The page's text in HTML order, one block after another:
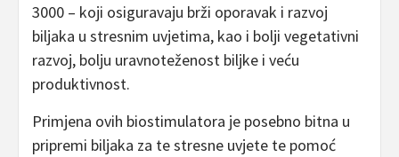
3000 – koji osiguravaju brži oporavak i razvoj
biljaka u stresnim uvjetima, kao i bolji vegetativni
razvoj, bolju uravnoteženost biljke i veću
produktivnost.
Primjena ovih biostimulatora je posebno bitna u
pripremi biljaka za te stresne uvjete te pomoć